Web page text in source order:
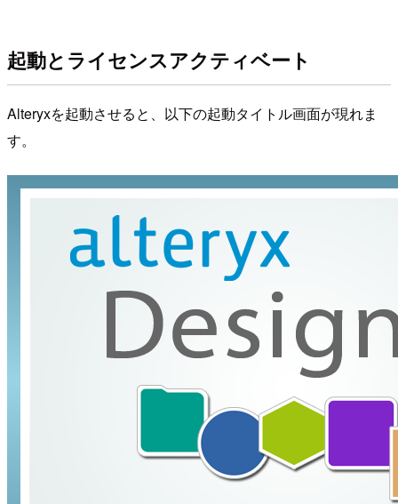
起動とライセンスアクティベート
Alteryxを起動させると、以下の起動タイトル画面が現れま
す。